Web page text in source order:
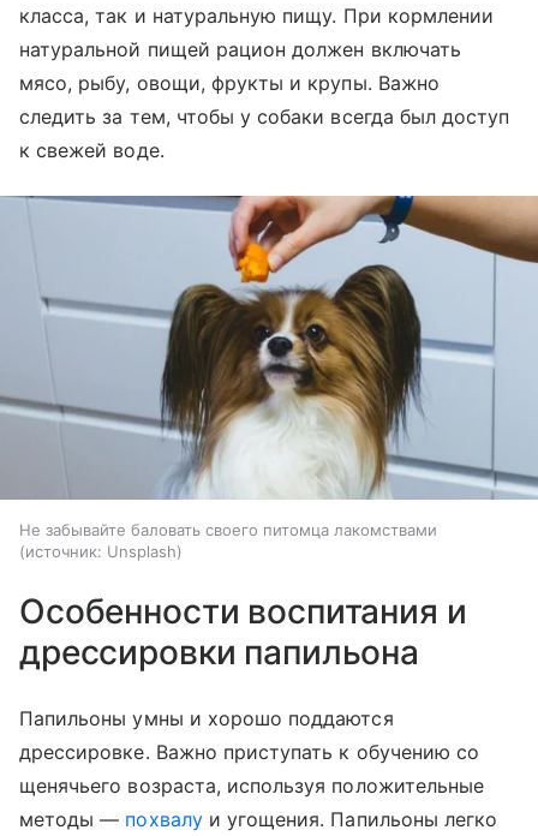
класса, так и натуральную пищу. При кормлении
натуральной пищей рацион должен включать
мясо, рыбу, овощи, фрукты и крупы. Важно
следить за тем, чтобы у собаки всегда был доступ
к свежей воде.
Не забывайте баловать своего питомца лакомствами
источник: Unsplash
Особенности воспитания и
дрессировки папильона
Папильоны умны и хорошо поддаются
дрессировке. Важно приступать к обучению со
щенячьего возраста, используя положительные
методы — похвалуи угощения. Папильоны легко